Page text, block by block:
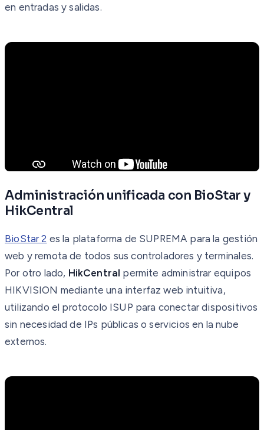
en entradas y salidas.
Administración unificada con BioStar y
HikCentral
BioStar 2 es la plataforma de SUPREMA para la gestión
web y remota de todos sus controladores y terminales.
Por otro lado, HikCentral permite administrar equipos
HIKVISION mediante una interfaz web intuitiva,
utilizando el protocolo ISUP para conectar dispositivos
sin necesidad de IPs públicas o servicios en la nube
externos.